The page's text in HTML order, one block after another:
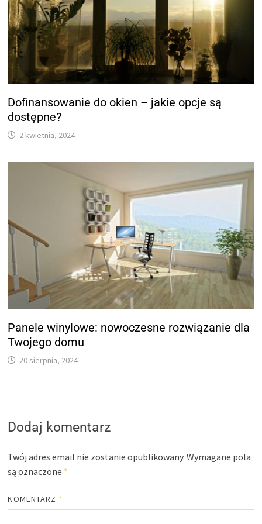
Dofinansowanie do okien – jakie opcje są
dostępne?
2 kwietnia, 2024
Panele winylowe: nowoczesne rozwiązanie dla
Twojego domu
20 sierpnia, 2024
Dodaj komentarz
Twój adres email nie zostanie opublikowany. Wymagane pola
są oznaczone *
KOMENTARZ *